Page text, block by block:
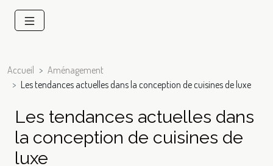
Accueil
Aménagement
Les tendances actuelles dans la conception de cuisines de luxe
Les tendances actuelles dans
la conception de cuisines de
luxe